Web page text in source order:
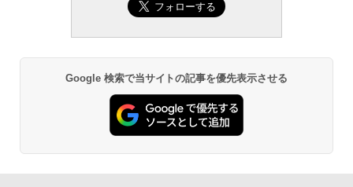
Google 検索で当サイトの記事を優先表示させる